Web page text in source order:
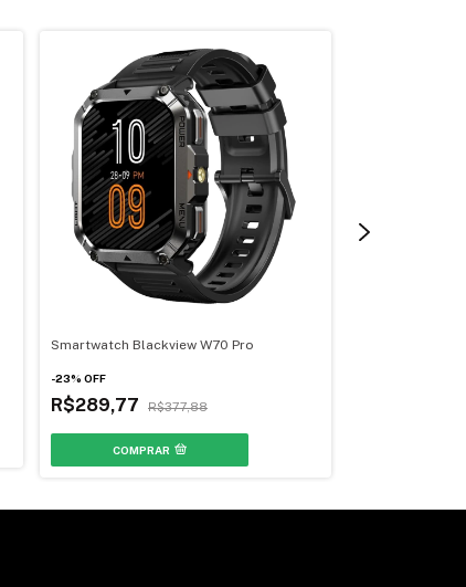
Smartwatch Blackview W70 Pro
-23% OFF
R$289,77 R$377,88
COMPRAR